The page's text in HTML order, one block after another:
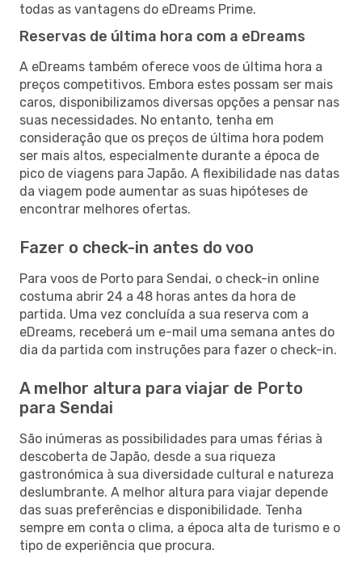
todas as vantagens do eDreams Prime.
Reservas de última hora com a eDreams
A eDreams também oferece voos de última hora a
preços competitivos. Embora estes possam ser mais
caros, disponibilizamos diversas opções a pensar nas
suas necessidades. No entanto, tenha em
consideração que os preços de última hora podem
ser mais altos, especialmente durante a época de
pico de viagens para Japão. A flexibilidade nas datas
da viagem pode aumentar as suas hipóteses de
encontrar melhores ofertas.
Fazer o check-in antes do voo
Para voos de Porto para Sendai, o check-in online
costuma abrir 24 a 48 horas antes da hora de
partida. Uma vez concluída a sua reserva com a
eDreams, receberá um e-mail uma semana antes do
dia da partida com instruções para fazer o check-in.
A melhor altura para viajar de Porto
para Sendai
São inúmeras as possibilidades para umas férias à
descoberta de Japão, desde a sua riqueza
gastronómica à sua diversidade cultural e natureza
deslumbrante. A melhor altura para viajar depende
das suas preferências e disponibilidade. Tenha
sempre em conta o clima, a época alta de turismo e o
tipo de experiência que procura.